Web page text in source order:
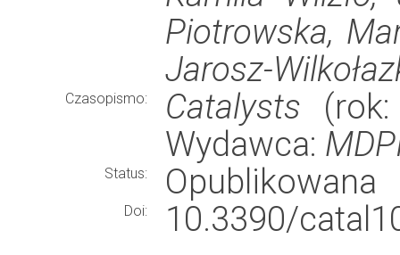
Piotrowska,
Jarosz-
Czasopismo: Catalysts
Wydawca:
Status: Opublikowana
Doi:
10.3390/